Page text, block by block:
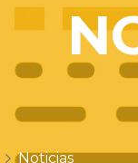
Noticias